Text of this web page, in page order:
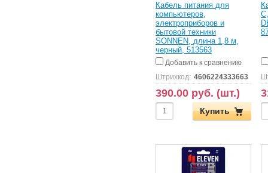
Кабель питания для
компьютеров,
электроприборов и
бытовой техники
SONNEN, длина 1,8 м,
черный, 513563
Добавить к сравнению
Штрихкод: 4606224333663
390.00 руб. (шт.)
Купить